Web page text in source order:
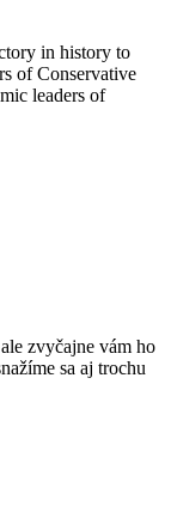
in history to
of Conservative
leaders of
zvyčajne vám ho
sa aj trochu